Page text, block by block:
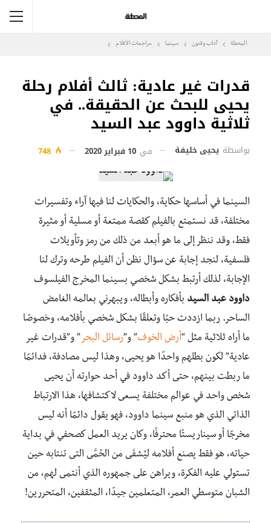
المحطة آداب وفنون سينما مراجعات الأفلام
قدرات غير عادية: ثالث أفلام رحلة
يحيى للبحث عن الحقيقة.. في
ثلاثية داوود عبد السيد
بواسطة يحيى خليفة في 10 فبراير 2020
السينما في أساسها حكاية، والحكايات لنا فيها آراء وتفسيرات
مختلفة، قد نستمتع بالفيلم كقصة ممتعة أو مسلية أو مثيرة
فقط، وقد ننظر إلى ما هو أبعد من ذلك من رمز وتأويلات
فلسفية، لنجد إجابة عن سؤال نظن أن الفيلم طرحه وترك لنا
الإجابة، لذلك أرتبط بشكل شخصي بسينما المخرج الفيلسوف
داوود عبد السيد بأفكاره وأبطاله، ويبهرني بعالمه الغامض
الساحر. ربما ازددت حبًا وتعلقًا بشكل شخصي بأفلامه، وخصوصًا
ما أراه ثلاثية مثل “أرض الخوف” و”رسائل البحر” و”قدرات غير
عادية” لكون بطلهم واحدًا هو يحيى، وهذا ليس مصادفة، فدائمًا
ما ربطت بينهم، حتى أكد داوود في أحد حوارته أن يحيى
شخص واحد في عوالم مختلفة يسعى لاكتشافها، هذا الارتباط
الذاتي الذي هو منبع سينما داوود، فهو يقول دائمًا أنه ليس
مخرجًا أو سيناريستًا محترفًا، وكان يريد العمل كصحفي في بداية
حياته، هو فقط يصنع أفلامه ليُشفَى من الحُمَّى التى تنتابه حين
تستولي عليه الفكرة، ويراهن على جمهوره الذي أنتمى لهم، من
الشبان متوسطي العمر، المتعلمين جيدًا، المثقفين، المتحررين!